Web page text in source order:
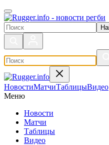
Поиск по сайту
НовостиМатчиТаблицыВидео
Меню
Новости
Матчи
Таблицы
Видео